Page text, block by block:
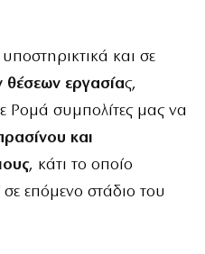
και σε
θέσεων εργασίας,
Ρομά συμπολίτες μας να
και
, κάτι το οποίο
επόμενο στάδιο του